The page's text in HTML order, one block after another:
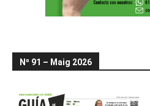
Nº 91 – Maig 2026